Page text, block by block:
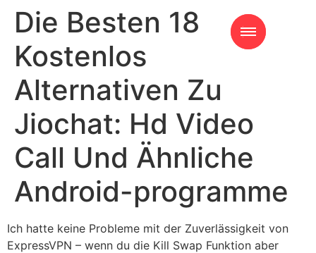
Die Besten 18
Kostenlos
Alternativen Zu
Jiochat: Hd Video
Call Und Ähnliche
Android-programme
Ich hatte keine Probleme mit der Zuverlässigkeit von
ExpressVPN – wenn du die Kill Swap Funktion aber